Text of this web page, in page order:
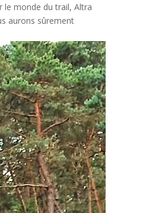
le monde du trail, Altra
aurons sûrement